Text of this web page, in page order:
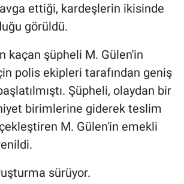
ettiği, kardeşlerin ikisinde
görüldü.
kaçan şüpheli M. Gülen'in
polis ekipleri tarafından geniş
Şüpheli, olaydan bir
birimlerine giderek teslim
M. Gülen'in emekli
sürüyor.